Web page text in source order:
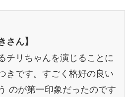
さん】
チリちゃんを演じることに
きです。すごく格好の良い
のが第一印象だったのです